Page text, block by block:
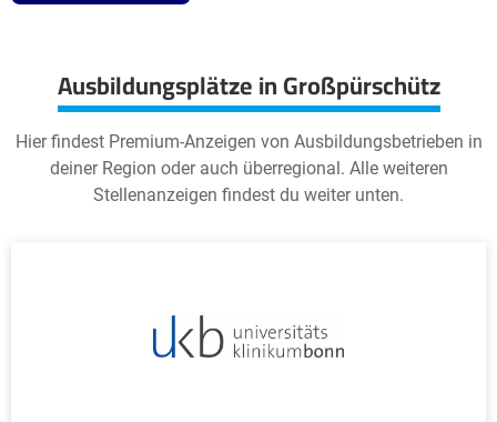
Ausbildungsplätze in Großpürschütz
Hier findest Premium-Anzeigen von Ausbildungsbetrieben in
deiner Region oder auch überregional. Alle weiteren
Stellenanzeigen findest du weiter unten.